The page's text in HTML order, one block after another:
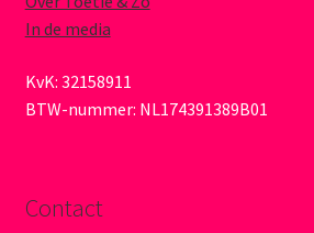
In de media
KvK: 32158911
BTW-nummer: NL174391389B01
Contact